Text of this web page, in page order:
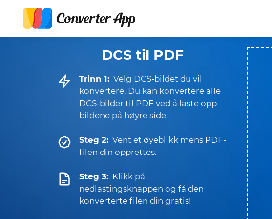
DCS til PDF
Trinn 1: Velg DCS-bildet du vil
konvertere. Du kan konvertere alle
DCS-bilder til PDF ved å laste opp
bildene på høyre side.
Steg 2: Vent et øyeblikk mens PDF-
filen din opprettes.
Steg 3: Klikk på
nedlastingsknappen og få den
konverterte filen din gratis!